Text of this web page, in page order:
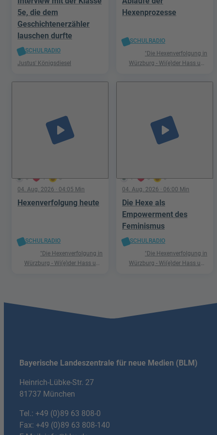
5e, die dem
Geschichtenerzähler
lauschen durfte
SCHULRADIO
Justus' Königsdiesel
Hexenprozesse
SCHULRADIO
"Die Hexenverfolgung in
Würzburg - Wi(e)der Hass und
5 1 0
play_arrow
04. Aug. 2026 · 04:05 Min
Hexenverfolgung heute
SCHULRADIO
"Die Hexenverfolgung in
Würzburg - Wi(e)der Hass und
1 0 0
play_arrow
04. Aug. 2026 · 06:00 Min
Die Hexe als
Empowerment des
Feminismus
SCHULRADIO
"Die Hexenverfolgung in
Würzburg - Wi(e)der Hass und
Bayerische Landeszentrale für neue Medien (BLM)
Heinrich-Lübke-Str. 27
81737 München
Tel.: +49 (0)89 63 808-0
Fax: +49 (0)89 63 808-140